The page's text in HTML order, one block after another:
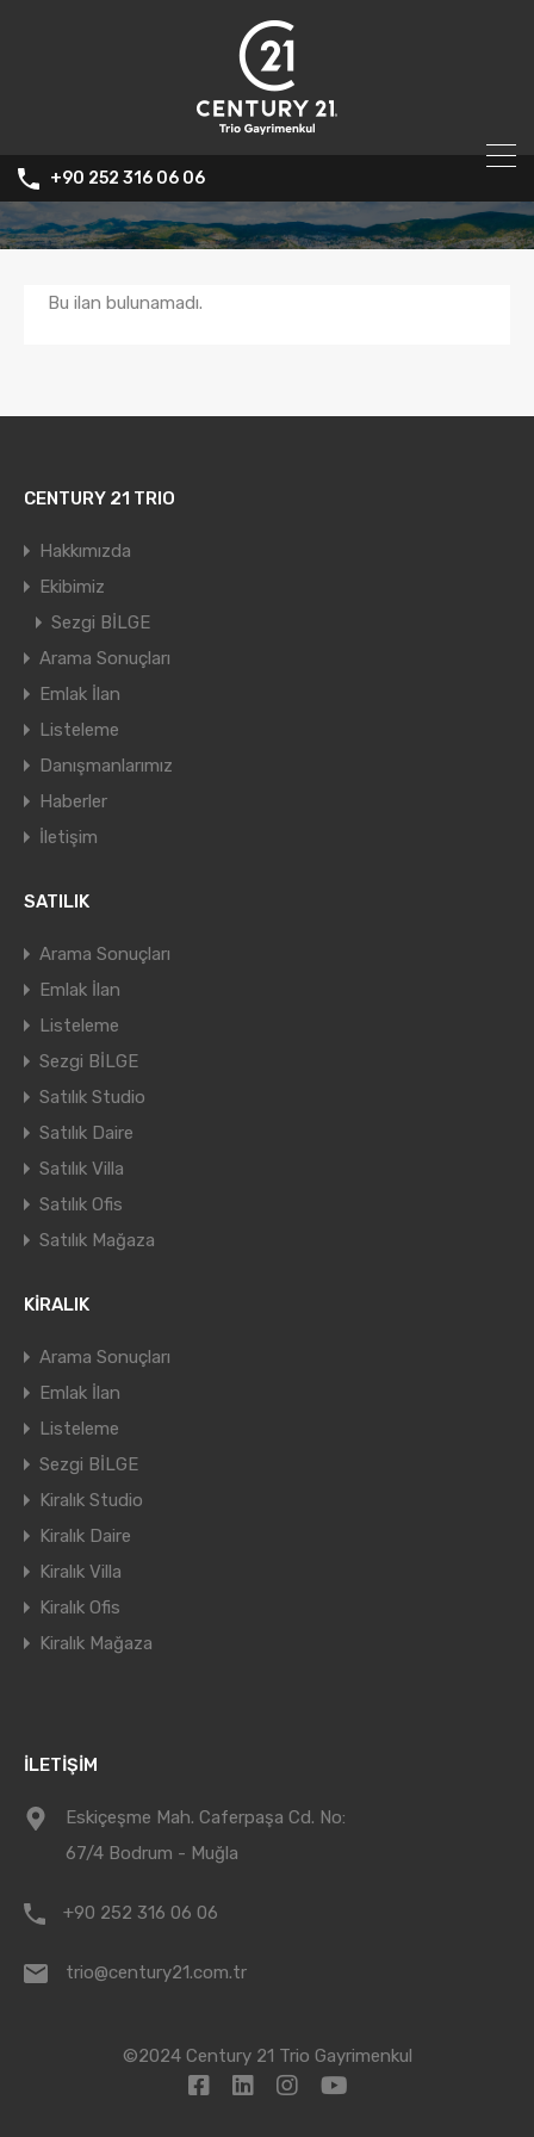
+90 252 316 06 06
Bu ilan bulunamadı.
CENTURY 21 TRIO
Hakkımızda
Ekibimiz
Sezgi BİLGE
Arama Sonuçları
Emlak İlan
Listeleme
Danışmanlarımız
Haberler
İletişim
SATILIK
Arama Sonuçları
Emlak İlan
Listeleme
Sezgi BİLGE
Satılık Studio
Satılık Daire
Satılık Villa
Satılık Ofis
Satılık Mağaza
KİRALIK
Arama Sonuçları
Emlak İlan
Listeleme
Sezgi BİLGE
Kiralık Studio
Kiralık Daire
Kiralık Villa
Kiralık Ofis
Kiralık Mağaza
İLETİŞİM
Eskiçeşme Mah. Caferpaşa Cd. No:
67/4 Bodrum - Muğla
+90 252 316 06 06
trio@century21.com.tr
©2024 Century 21 Trio Gayrimenkul